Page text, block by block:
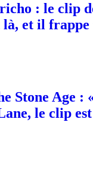
: le clip
là, et il
Stone Age :
le clip